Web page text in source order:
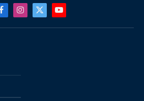
FacebookInstagram
X
(Twitter)
YouTube